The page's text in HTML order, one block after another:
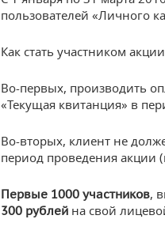
пользователей «Личного
Как стать участником
Во-первых, производить
«Текущая квитанция» в
Во-вторых, клиент не
период проведения акции
Первые 1000 участников,
300 рублей на свой